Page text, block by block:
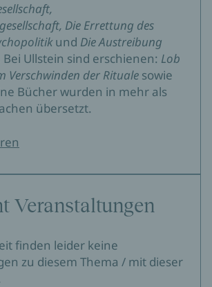
Die Errettung des
und Die Austreibung
Bei Ullstein sind erschienen: Lob
Verschwinden der Rituale sowie
Bücher wurden in mehr als
übersetzt.
Veranstaltungen
finden leider keine
zu diesem Thema / mit dieser